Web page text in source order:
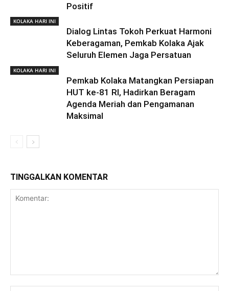
Positif
KOLAKA HARI INI
Dialog Lintas Tokoh Perkuat Harmoni
Keberagaman, Pemkab Kolaka Ajak
Seluruh Elemen Jaga Persatuan
KOLAKA HARI INI
Pemkab Kolaka Matangkan Persiapan
HUT ke-81 RI, Hadirkan Beragam
Agenda Meriah dan Pengamanan
Maksimal
TINGGALKAN KOMENTAR